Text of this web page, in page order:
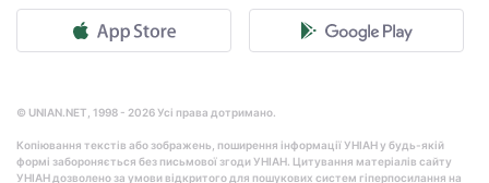
© UNIAN.NET, 1998 - 2026 Усі права дотримано.
Копіювання текстів або зображень, поширення інформації УНІАН у будь-якій
формі забороняється без письмової згоди УНІАН. Цитування матеріалів сайту
УНІАН дозволено за умови відкритого для пошукових систем гіперпосилання на